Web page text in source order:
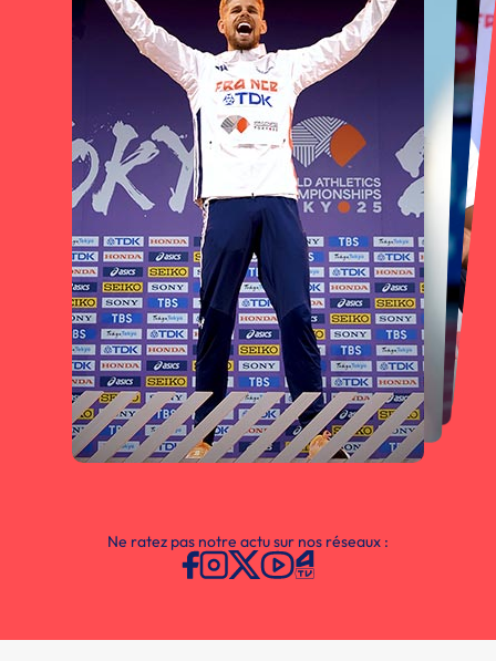
Ne ratez pas notre actu sur nos réseaux :